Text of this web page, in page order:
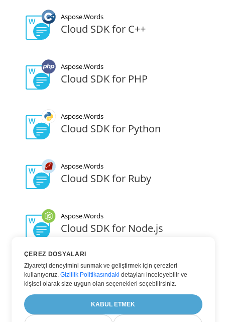
Aspose.Words
Cloud SDK for C++
Aspose.Words
Cloud SDK for PHP
Aspose.Words
Cloud SDK for Python
Aspose.Words
Cloud SDK for Ruby
Aspose.Words
Cloud SDK for Node.js
Aspose.Words
Cloud SDK for Swift
Aspose.Words
ÇEREZ DOSYALARI
Ziyaretçi deneyimini sunmak ve geliştirmek için çerezleri
kullanıyoruz. Gizlilik Politikasındaki detayları inceleyebilir ve
kişisel olarak size uygun olan seçenekleri seçebilirsiniz.
KABUL ETMEK